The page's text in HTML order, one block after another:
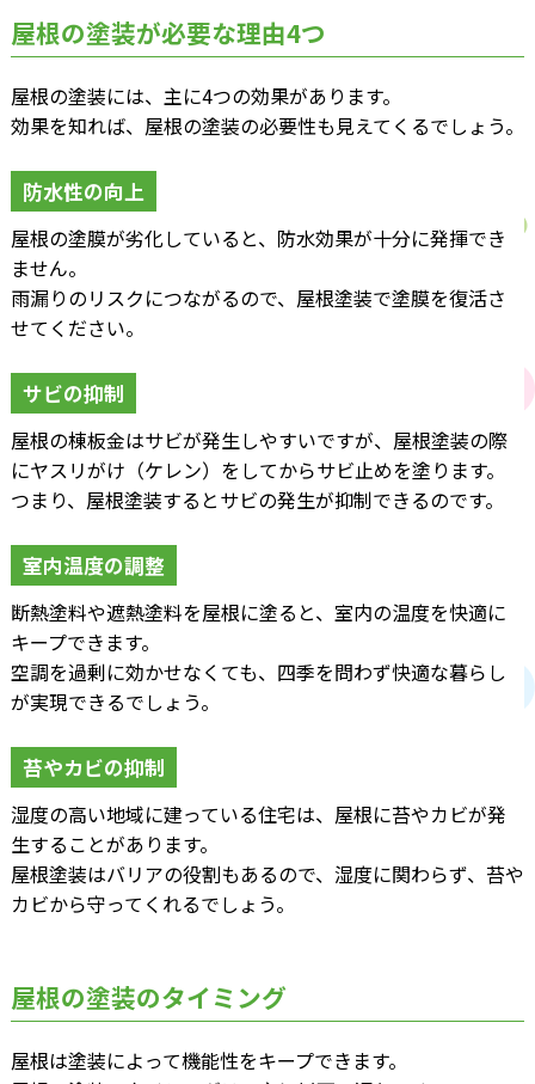
屋根の塗装が必要な理由4つ
屋根の塗装には、主に4つの効果があります。
効果を知れば、屋根の塗装の必要性も見えてくるでしょう。
防水性の向上
屋根の塗膜が劣化していると、防水効果が十分に発揮でき
ません。
雨漏りのリスクにつながるので、屋根塗装で塗膜を復活さ
せてください。
サビの抑制
屋根の棟板金はサビが発生しやすいですが、屋根塗装の際
にヤスリがけ（ケレン）をしてからサビ止めを塗ります。
つまり、屋根塗装するとサビの発生が抑制できるのです。
室内温度の調整
断熱塗料や遮熱塗料を屋根に塗ると、室内の温度を快適に
キープできます。
空調を過剰に効かせなくても、四季を問わず快適な暮らし
が実現できるでしょう。
苔やカビの抑制
湿度の高い地域に建っている住宅は、屋根に苔やカビが発
生することがあります。
屋根塗装はバリアの役割もあるので、湿度に関わらず、苔や
カビから守ってくれるでしょう。
屋根の塗装のタイミング
屋根は塗装によって機能性をキープできます。